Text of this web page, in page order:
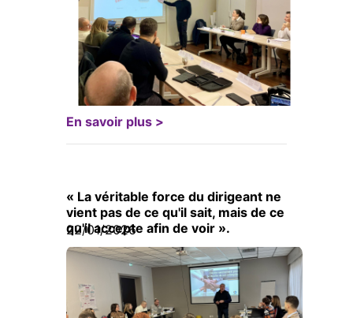
En savoir plus >
« La véritable force du dirigeant ne
vient pas de ce qu'il sait, mais de ce
qu'il accepte afin de voir ».
22/01/2026